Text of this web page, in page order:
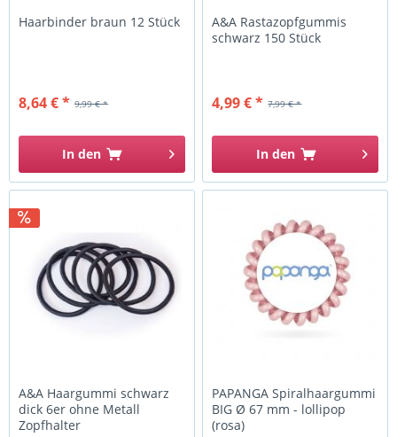
Haarbinder braun 12 Stück
9,99 € *
8,64 € *
In den
A&A Rastazopfgummis
schwarz 150 Stück
7,99 € *
4,99 € *
In den
A&A Haargummi schwarz
dick 6er ohne Metall
Zopfhalter
PAPANGA Spiralhaargummi
BIG Ø 67 mm - lollipop
(rosa)